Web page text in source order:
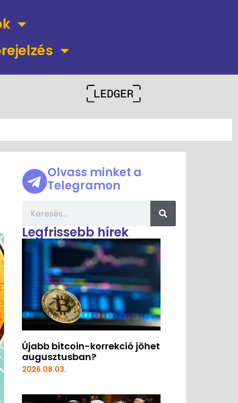
Olvass minket a
Telegramon
Legfrissebb hírek
Újabb bitcoin-korrekció jöhet
augusztusban?
2026.08.03.